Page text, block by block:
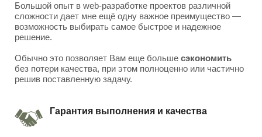
Большой опыт в web-разработке проектов различной
сложности дает мне ещё одну важное преимущество —
возможность выбирать самое быстрое и надежное
решение.
Обычно это позволяет Вам еще больше сэкономить
без потери качества, при этом полноценно или частично
решив поставленную задачу.
Гарантия выполнения и качества